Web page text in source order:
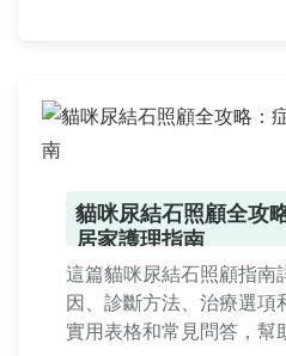
貓咪尿結石照顧全攻
居家護理指南
這篇貓咪尿結石照顧指南
因、診斷方法、治療選項
實用表格和常見問答，幫